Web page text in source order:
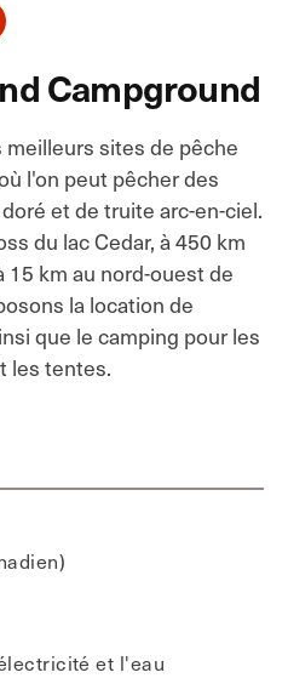
Campground
sites de pêche
l'on peut pêcher des
et de truite arc-en-ciel.
du lac Cedar, à 450 km
km au nord-ouest de
la location de
que le camping pour les
les tentes.
et l'eau